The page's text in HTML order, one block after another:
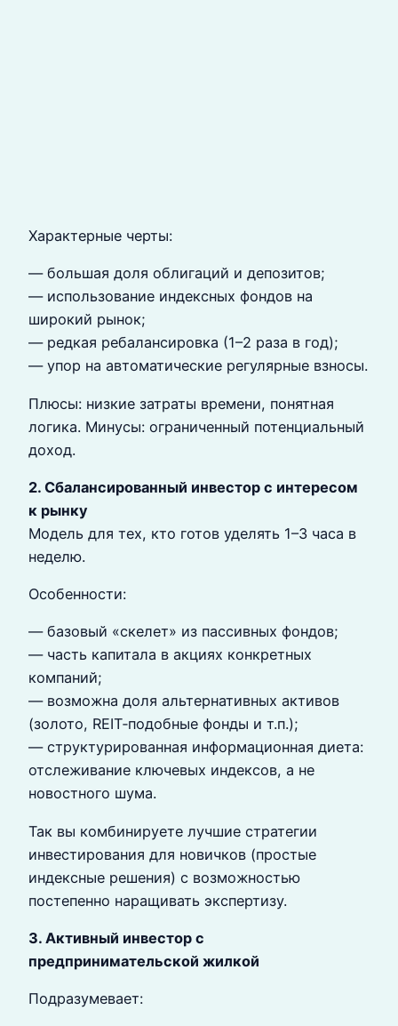
Характерные черты:
— большая доля облигаций и депозитов;
— использование индексных фондов на
широкий рынок;
— редкая ребалансировка (1–2 раза в год);
— упор на автоматические регулярные взносы.
Плюсы: низкие затраты времени, понятная
логика. Минусы: ограниченный потенциальный
доход.
2. Сбалансированный инвестор с интересом
к рынку
Модель для тех, кто готов уделять 1–3 часа в
неделю.
Особенности:
— базовый «скелет» из пассивных фондов;
— часть капитала в акциях конкретных
компаний;
— возможна доля альтернативных активов
(золото, REIT‑подобные фонды и т.п.);
— структурированная информационная диета:
отслеживание ключевых индексов, а не
новостного шума.
Так вы комбинируете лучшие стратегии
инвестирования для новичков (простые
индексные решения) с возможностью
постепенно наращивать экспертизу.
3. Активный инвестор с
предпринимательской жилкой
Подразумевает: